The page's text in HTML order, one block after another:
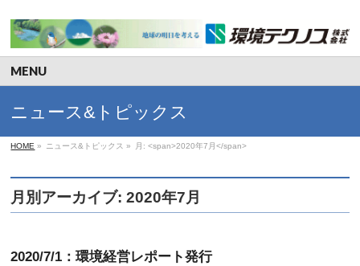
MENU
ニュース&トピックス
HOME » ニュース&トピックス » 月: <span>2020年7月</span>
月別アーカイブ: 2020年7月
2020/7/1：環境経営レポート発行